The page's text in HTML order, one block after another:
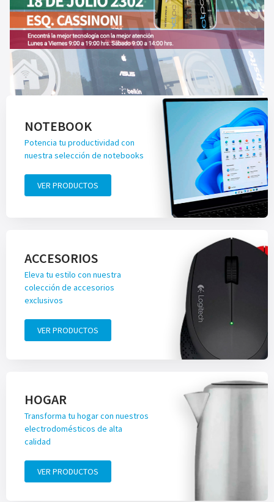
NOTEBOOK
Potencia tu productividad con
nuestra selección de notebooks
VER PRODUCTOS
ACCESORIOS
Eleva tu estilo con nuestra
colección de accesorios
exclusivos
VER PRODUCTOS
HOGAR
Transforma tu hogar con nuestros
electrodomésticos de alta
calidad
VER PRODUCTOS